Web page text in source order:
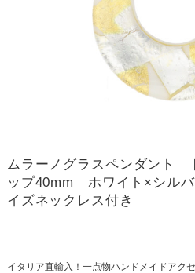
ムラーノグラスペンダント
ップ40mm ホワイト×シル
イズネックレス付き
イタリア直輸入！一点物ハンドメイドアク